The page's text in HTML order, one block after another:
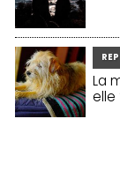
La
elle